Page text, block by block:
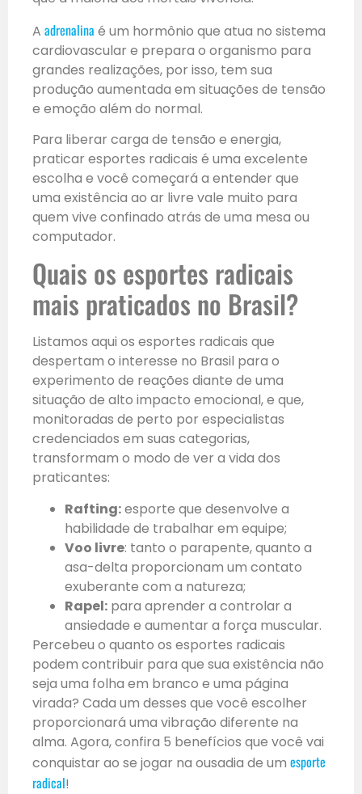
A adrenalina é um hormônio que atua no sistema
cardiovascular e prepara o organismo para
grandes realizações, por isso, tem sua
produção aumentada em situações de tensão
e emoção além do normal.
Para liberar carga de tensão e energia,
praticar esportes radicais é uma excelente
escolha e você começará a entender que
uma existência ao ar livre vale muito para
quem vive confinado atrás de uma mesa ou
computador.
Quais os esportes radicais
mais praticados no Brasil?
Listamos aqui os esportes radicais que
despertam o interesse no Brasil para o
experimento de reações diante de uma
situação de alto impacto emocional, e que,
monitoradas de perto por especialistas
credenciados em suas categorias,
transformam o modo de ver a vida dos
praticantes:
Rafting:esporte que desenvolve a
habilidade de trabalhar em equipe;
Voo livre: tanto o parapente, quanto a
asa-delta proporcionam um contato
exuberante com a natureza;
Rapel: para aprender a controlar a
ansiedade e aumentar a força muscular.
Percebeu o quanto os esportes radicais
podem contribuir para que sua existência não
seja uma folha em branco e uma página
virada? Cada um desses que você escolher
proporcionará uma vibração diferente na
alma. Agora, confira 5 benefícios que você vai
conquistar ao se jogar na ousadia de um esporte
radical!